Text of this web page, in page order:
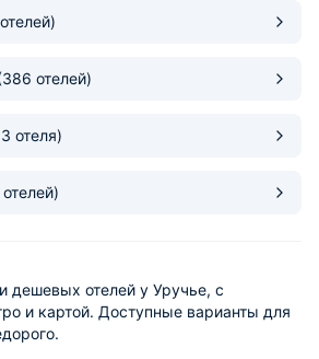
отелей)
отеля)
дешевых отелей у Уручье, с
и картой. Доступные варианты для